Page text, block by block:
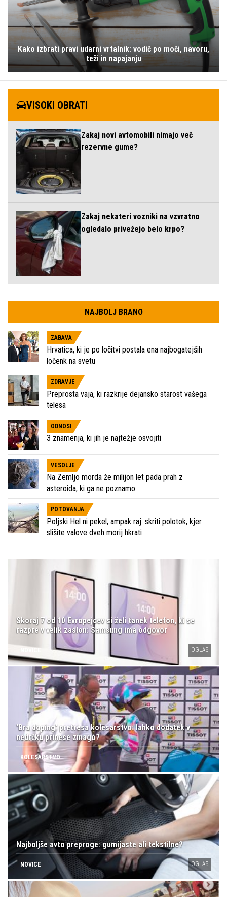
Kako izbrati pravi udarni vrtalnik: vodič po moči, navoru,
teži in napajanju
VISOKI OBRATI
Zakaj novi avtomobili nimajo več
rezervne gume?
Zakaj nekateri vozniki na vzvratno
ogledalo privežejo belo krpo?
NAJBOLJ BRANO
ZABAVA
Hrvatica, ki je po ločitvi postala ena najbogatejših
ločenk na svetu
ZDRAVJE
Preprosta vaja, ki razkrije dejansko starost vašega
telesa
ODNOSI
3 znamenja, ki jih je najtežje osvojiti
VESOLJE
Na Zemljo morda že milijon let pada prah z
asteroida, ki ga ne poznamo
POTOVANJA
Poljski Hel ni pekel, ampak raj: skriti polotok, kjer
slišite valove dveh morij hkrati
Skoraj 7 od 10 Evropejcev si želi tanek telefon, ki se
razpre v velik zaslon: Samsung ima odgovor
OGLAS
'Bra doping' pretresa kolesarstvo: lahko dodatek v
nedrčku prinese zmago?
KOLESARSTVO
Najboljše avto preproge: gumijaste ali tekstilne?
NOVICE OGLAS